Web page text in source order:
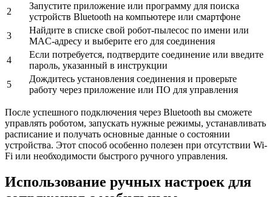
2
Запустите приложение или программу для поиска
устройств Bluetooth на компьютере или смартфоне
3
Найдите в списке свой робот-пылесос по имени или
MAC-адресу и выберите его для соединения
4
Если потребуется, подтвердите соединение или введите
пароль, указанный в инструкции
5
Дождитесь установления соединения и проверьте
работу через приложение или ПО для управления
После успешного подключения через Bluetooth вы сможете
управлять роботом, запускать нужные режимы, устанавливать
расписание и получать основные данные о состоянии
устройства. Этот способ особенно полезен при отсутствии Wi-
Fi или необходимости быстрого ручного управления.
Использование ручных настроек для